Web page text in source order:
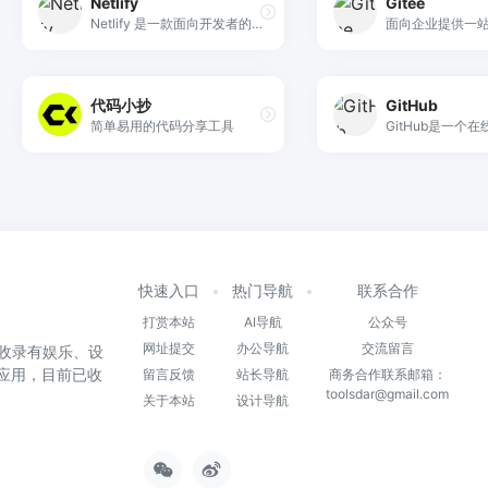
Netlify 是一款面向开发者的现代化 Web 平台，通过深度的 Git 集成和全球边缘网络，提供从代码提交到全球分发的自动化部署及全栈 Serverless 解决方案。
代码小抄
简单易用的代码分享工具
GitHub
录有娱乐、设
用，目前已收
快速入口
打赏本站
网址提交
留言反馈
关于本站
热门导航
AI导航
办公导航
站长导航
设计导航
联系合作
公众号
交流留言
商务合作联系邮箱：
toolsdar@gmail.com